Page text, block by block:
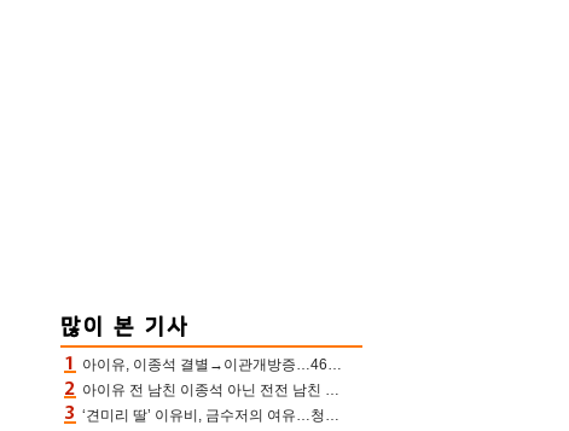
아이유, 이종석 결별→이관개방증…46장 꽉 채운 유애나 ♥ “열심히 사는 중”
아이유 전 남친 이종석 아닌 전전 남친 장기하 소환 ‘별일 없이 산다’ 선곡…46장에 꾹 눌러 담은 근황
‘견미리 딸’ 이유비, 금수저의 여유…청순 미모에 반전 슬림 라인